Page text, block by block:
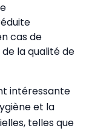
cas de
la qualité de
intéressante
et la
telles que